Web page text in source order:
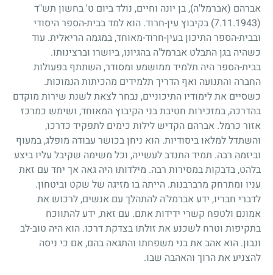
אברהם (אברמל'ה), בן יונה וחיים, נולד ביום ט' בחשון תש"ד
(7.11.1943)
בקיבוץ עין-חרוד. הוא למד בבית-הספר היסודי
ובבית-הספר התיכון בעין-חרוד-מאוחד, במגמה הריאלית. עוד
כשהיה בגן התבלט אברמל'ה בהגיונו, ביושרו וברצינותו.
בבית-הספר היה תלמיד ממושמע ומסודר, השתתף בפעולות
החברה והתנועה ואף הדריך תלמידים מהכיתות הנמוכות.
כשסיים את לימודיו התיכוניים, נבחר לצאת לשנת שירות מוקדם
בהדרכה, במזכירות חטיבת בני הקיבוץ המאוחד, ושימש כמרכז
אזור כרמל. אברהם הקדיש לילות כימים לתפקיד כדרכו,
והשתדל למלאו ביסודיות. הוא ניחן בכושר עבודה מופלג, במעוף
וביזמה רבה. תמיד התנדב לעשייה, וכל משימה שקיבל עליו ביצע
בלהט, בדבקות במסירות רבה. מילדותו היה גאה אך יחד עם זאת
עניו ומתרחק מרברבנות. הייתה בו מזיגה של שקט וביטחון.
לדברי חבריו, ידע אברמל'ה להתהלך עם אנשים, לרכוש את
אמונם ולטפח קשרי ידידות אתם. עם זאת, ידע להתווכח
בתקיפות וטרח לשכנע את זולתו בצדקת דרכו. הוא היה טוב-לב
ונבון. הוא אהב את בני משפחתו והתגאה בהם, אם כי ניסה
להצניע את הרוך והאהבה שבו.